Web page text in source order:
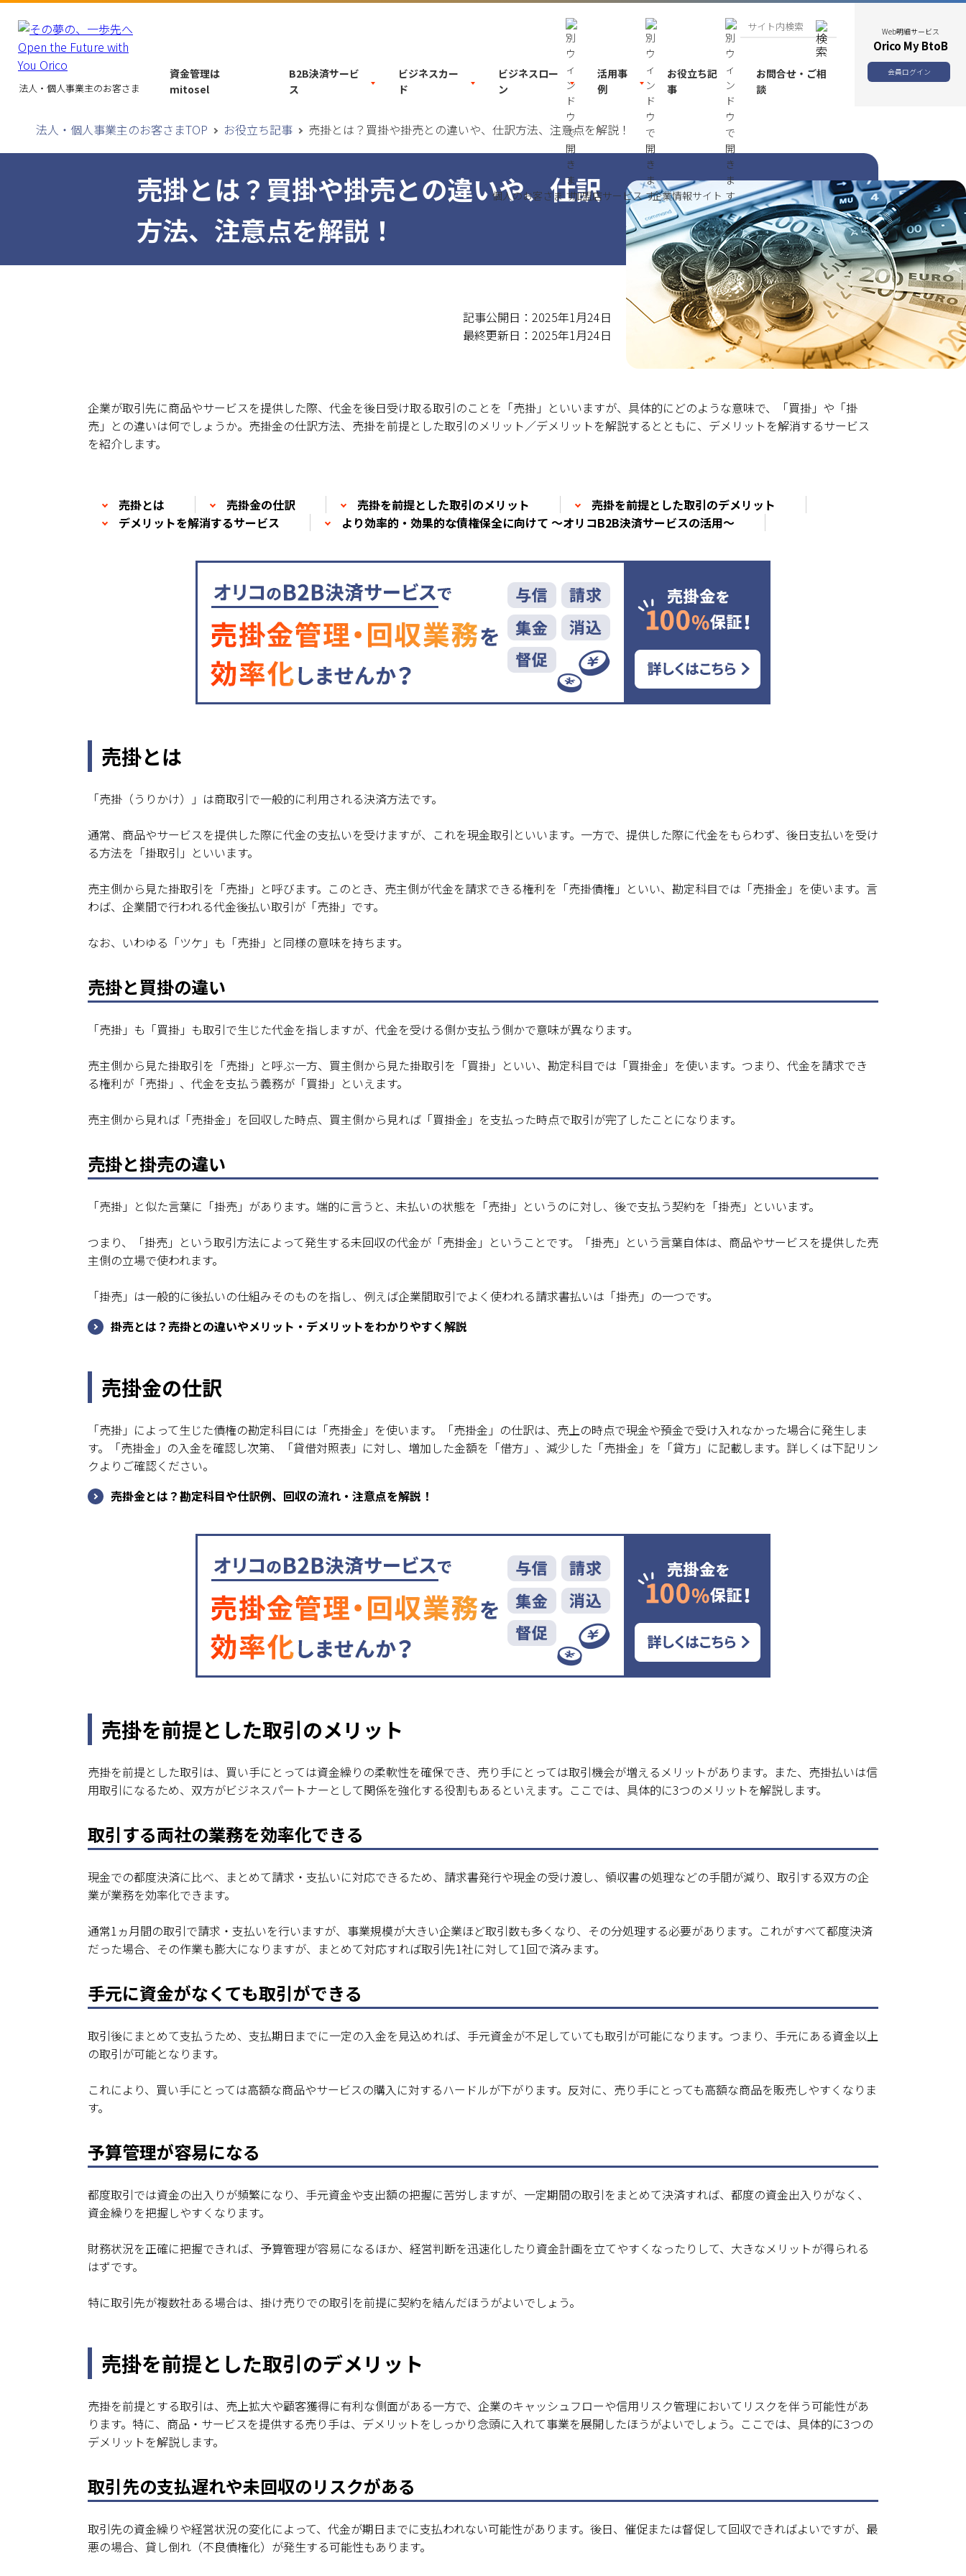
法人・個人事業主のお客さま
資金管理は
mitosel
B2B決済サービ
ス
ビジネスカー
ド
ビジネスロー
ン
活用事
例
お役立ち記
事
お問合せ・ご相
談
個人のお客さま 加盟店サービス 企業情報サイト
Web明細サービス
Orico My BtoB
会員ログイン
法人・個人事業主のお客さまTOP お役立ち記事 売掛とは？買掛や掛売との違いや、仕訳方法、注意点を解説！
売掛とは？買掛や掛売との違いや、仕訳
方法、注意点を解説！
記事公開日：2025年1月24日
最終更新日：2025年1月24日
企業が取引先に商品やサービスを提供した際、代金を後日受け取る取引のことを「売掛」といいますが、具体的にどのような意味で、「買掛」や「掛
売」との違いは何でしょうか。売掛金の仕訳方法、売掛を前提とした取引のメリット／デメリットを解説するとともに、デメリットを解消するサービス
を紹介します。
売掛とは 売掛金の仕訳 売掛を前提とした取引のメリット
売掛を前提とした取引のデメリット
デメリットを解消するサービス
より効率的・効果的な債権保全に向けて ～オリコB2B決済サービスの活用～
売掛とは
「売掛（うりかけ）」は商取引で一般的に利用される決済方法です。
通常、商品やサービスを提供した際に代金の支払いを受けますが、これを現金取引といいます。一方で、提供した際に代金をもらわず、後日支払いを受け
る方法を「掛取引」といいます。
売主側から見た掛取引を「売掛」と呼びます。このとき、売主側が代金を請求できる権利を「売掛債権」といい、勘定科目では「売掛金」を使います。言
わば、企業間で行われる代金後払い取引が「売掛」です。
なお、いわゆる「ツケ」も「売掛」と同様の意味を持ちます。
売掛と買掛の違い
「売掛」も「買掛」も取引で生じた代金を指しますが、代金を受ける側か支払う側かで意味が異なります。
売主側から見た掛取引を「売掛」と呼ぶ一方、買主側から見た掛取引を「買掛」といい、勘定科目では「買掛金」を使います。つまり、代金を請求でき
る権利が「売掛」、代金を支払う義務が「買掛」といえます。
売主側から見れば「売掛金」を回収した時点、買主側から見れば「買掛金」を支払った時点で取引が完了したことになります。
売掛と掛売の違い
「売掛」と似た言葉に「掛売」があります。端的に言うと、未払いの状態を「売掛」というのに対し、後で支払う契約を「掛売」といいます。
つまり、「掛売」という取引方法によって発生する未回収の代金が「売掛金」ということです。「掛売」という言葉自体は、商品やサービスを提供した売
主側の立場で使われます。
「掛売」は一般的に後払いの仕組みそのものを指し、例えば企業間取引でよく使われる請求書払いは「掛売」の一つです。
掛売とは？売掛との違いやメリット・デメリットをわかりやすく解説
売掛金の仕訳
「売掛」によって生じた債権の勘定科目には「売掛金」を使います。「売掛金」の仕訳は、売上の時点で現金や預金で受け入れなかった場合に発生しま
す。「売掛金」の入金を確認し次第、「貸借対照表」に対し、増加した金額を「借方」、減少した「売掛金」を「貸方」に記載します。詳しくは下記リン
クよりご確認ください。
売掛金とは？勘定科目や仕訳例、回収の流れ・注意点を解説！
売掛を前提とした取引のメリット
売掛を前提とした取引は、買い手にとっては資金繰りの柔軟性を確保でき、売り手にとっては取引機会が増えるメリットがあります。また、売掛払いは信
用取引になるため、双方がビジネスパートナーとして関係を強化する役割もあるといえます。ここでは、具体的に3つのメリットを解説します。
取引する両社の業務を効率化できる
現金での都度決済に比べ、まとめて請求・支払いに対応できるため、請求書発行や現金の受け渡し、領収書の処理などの手間が減り、取引する双方の企
業が業務を効率化できます。
通常1ヵ月間の取引で請求・支払いを行いますが、事業規模が大きい企業ほど取引数も多くなり、その分処理する必要があります。これがすべて都度決済
だった場合、その作業も膨大になりますが、まとめて対応すれば取引先1社に対して1回で済みます。
手元に資金がなくても取引ができる
取引後にまとめて支払うため、支払期日までに一定の入金を見込めれば、手元資金が不足していても取引が可能になります。つまり、手元にある資金以上
の取引が可能となります。
これにより、買い手にとっては高額な商品やサービスの購入に対するハードルが下がります。反対に、売り手にとっても高額な商品を販売しやすくなりま
す。
予算管理が容易になる
都度取引では資金の出入りが頻繁になり、手元資金や支出額の把握に苦労しますが、一定期間の取引をまとめて決済すれば、都度の資金出入りがなく、
資金繰りを把握しやすくなります。
財務状況を正確に把握できれば、予算管理が容易になるほか、経営判断を迅速化したり資金計画を立てやすくなったりして、大きなメリットが得られる
はずです。
特に取引先が複数社ある場合は、掛け売りでの取引を前提に契約を結んだほうがよいでしょう。
売掛を前提とした取引のデメリット
売掛を前提とする取引は、売上拡大や顧客獲得に有利な側面がある一方で、企業のキャッシュフローや信用リスク管理においてリスクを伴う可能性があ
ります。特に、商品・サービスを提供する売り手は、デメリットをしっかり念頭に入れて事業を展開したほうがよいでしょう。ここでは、具体的に3つの
デメリットを解説します。
取引先の支払遅れや未回収のリスクがある
取引先の資金繰りや経営状況の変化によって、代金が期日までに支払われない可能性があります。後日、催促または督促して回収できればよいですが、最
悪の場合、貸し倒れ（不良債権化）が発生する可能性もあります。